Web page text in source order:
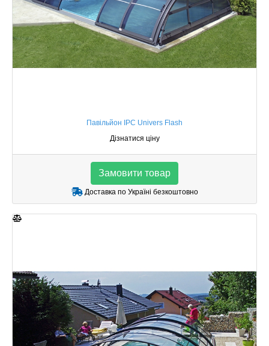
Павільйон IPC Univers Flash
Дізнатися ціну
Замовити товар
Доставка по Україні безкоштовно